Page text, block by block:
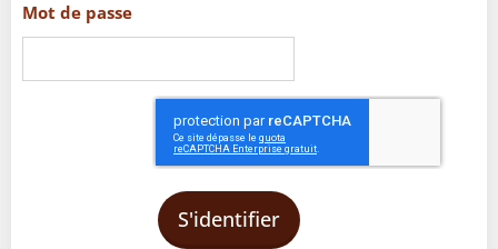
Mot de passe
S'identifier